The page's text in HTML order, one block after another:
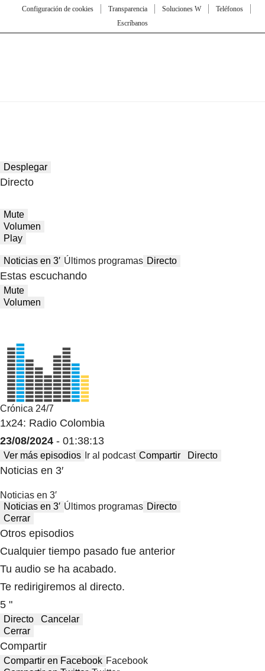
Configuración de cookies
Transparencia Soluciones W
Teléfonos
Escríbanos
Desplegar
Directo
Mute
Volumen
Play
Noticias en 3′ Últimos programas Directo
Estas escuchando
Mute
Volumen
Crónica 24/7
1x24: Radio Colombia
23/08/2024 - 01:38:13
Ver más episodios Ir al podcast Compartir Directo
Noticias en 3′
Noticias en 3′
Noticias en 3′ Últimos programas Directo
Cerrar
Otros episodios
Cualquier tiempo pasado fue anterior
Tu audio se ha acabado.
Te redirigiremos al directo.
5 "
Directo
Cancelar
Cerrar
Compartir
Compartir en Facebook Facebook